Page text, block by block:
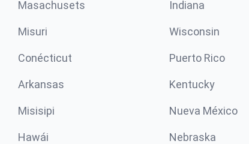
Masachusets Indiana
Misuri Wisconsin
Conécticut Puerto Rico
Arkansas Kentucky
Misisipi Nueva México
Hawái Nebraska